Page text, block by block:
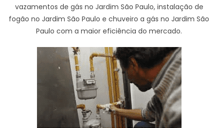
vazamentos de gás no Jardim São Paulo, instalação de
fogão no Jardim São Paulo e chuveiro a gás no Jardim São
Paulo com a maior eficiência do mercado.